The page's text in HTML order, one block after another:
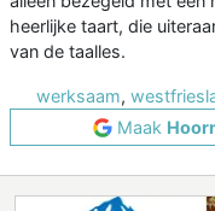
heerlijke taart, die
van de taalles.
werksaam,
Maak